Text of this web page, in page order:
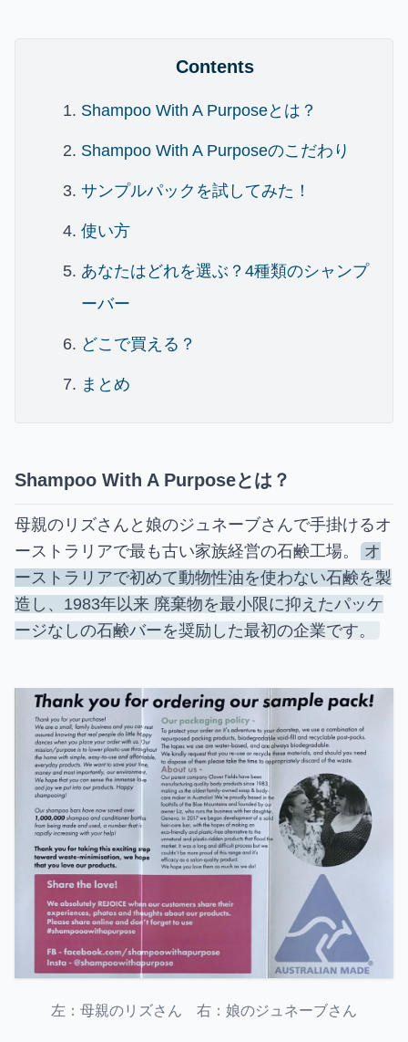
Contents
Shampoo With A Purposeとは？
Shampoo With A Purposeのこだわり
サンプルパックを試してみた！
使い方
あなたはどれを選ぶ？4種類のシャンプ
ーバー
どこで買える？
まとめ
Shampoo With A Purposeとは？
母親のリズさんと娘のジュネーブさんで手掛けるオ
ーストラリアで最も古い家族経営の石鹸工場。
オ
ーストラリアで初めて動物性油を使わない石鹸を製
造し、1983年以来 廃棄物を最小限に抑えたパッケ
ージなしの石鹸バーを奨励した最初の企業です。
左：母親のリズさん 右：娘のジュネーブさん